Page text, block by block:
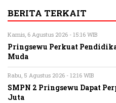
BERITA TERKAIT
Kamis, 6 Agustus 2026 - 15:16 WIB
Pringsewu Perkuat
Muda
Rabu, 5 Agustus 2026 - 12:16 WIB
SMPN 2 Pringsewu Dapat
Juta